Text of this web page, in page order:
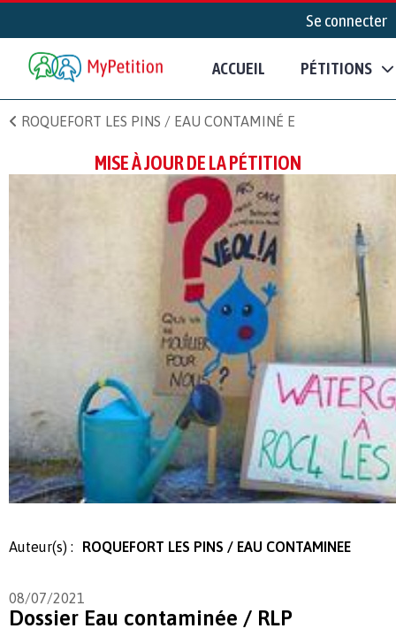
Se connecter
ACCUEIL PÉTITIONS
ROQUEFORT LES PINS / EAU CONTAMINÉ E
MISE À JOUR DE LA PÉTITION
Auteur(s) : ROQUEFORT LES PINS / EAU CONTAMINEE
08/07/2021
Dossier Eau contaminée / RLP